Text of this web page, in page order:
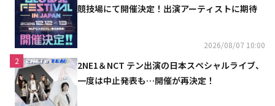
競技場にて開催決定！出演アーティストに期待
2026/08/07 10:00
2
2NE1＆NCT テン出演の日本スペシャルライブ、
一度は中止発表も…開催が再決定！